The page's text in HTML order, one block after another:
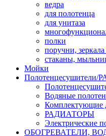
ведра
для полотенца
для унитаза
полки
поручни,
стаканы,
Мойки
Водяные
Комплектующие
РАДИАТОРЫ
Электрические
ОБОГРЕВАТЕЛИ,